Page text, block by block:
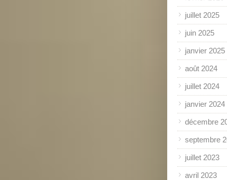
juillet 2025
juin 2025
janvier 2025
août 2024
juillet 2024
janvier 2024
décembre
septembre
juillet 2023
avril 2023